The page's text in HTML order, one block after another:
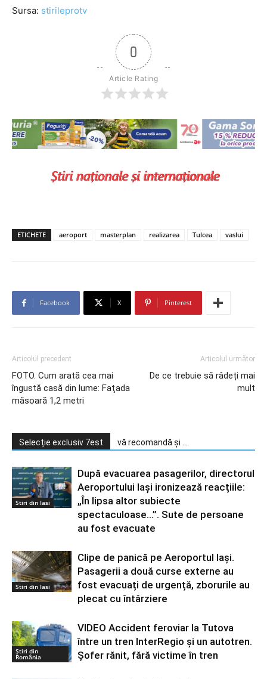
Sursa: stirileprotv
0
Article Rating
ETICHETE aeroport masterplan realizarea Tulcea vaslui
Facebook X Pinterest
Articolul precedent
FOTO. Cum arată cea mai
îngustă casă din lume: Faţada
măsoară 1,2 metri
Articolul următor
De ce trebuie să râdeți mai
mult
Selecție exclusiv 7est vă recomandă și ...
Stiri din Iasi
După evacuarea pasagerilor, directorul
Aeroportului Iași ironizează reacțiile:
„În lipsa altor subiecte
spectaculoase…”. Sute de persoane
au fost evacuate
Stiri din Iasi
Clipe de panică pe Aeroportul Iași.
Pasagerii a două curse externe au
fost evacuați de urgență, zborurile au
plecat cu întârziere
Știri din
România
VIDEO Accident feroviar la Tutova
între un tren InterRegio și un autotren.
Șofer rănit, fără victime în tren